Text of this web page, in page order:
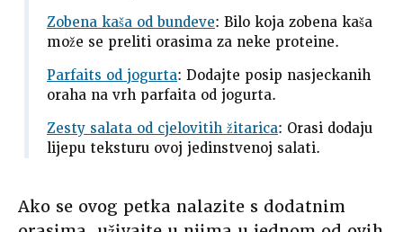
Zobena kaša od bundeve: Bilo koja zobena kaša
može se preliti orasima za neke proteine.
Parfaits od jogurta: Dodajte posip nasjeckanih
oraha na vrh parfaita od jogurta.
Zesty salata od cjelovitih žitarica: Orasi dodaju
lijepu teksturu ovoj jedinstvenoj salati.
Ako se ovog petka nalazite s dodatnim